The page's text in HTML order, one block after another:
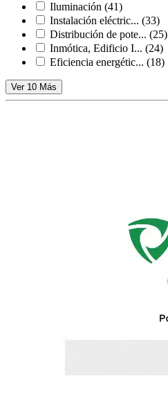
Iluminación (41)
Instalación eléctric... (33)
Distribución de pote... (25)
Inmótica, Edificio I... (24)
Eficiencia energétic... (18)
Ver 10 Más